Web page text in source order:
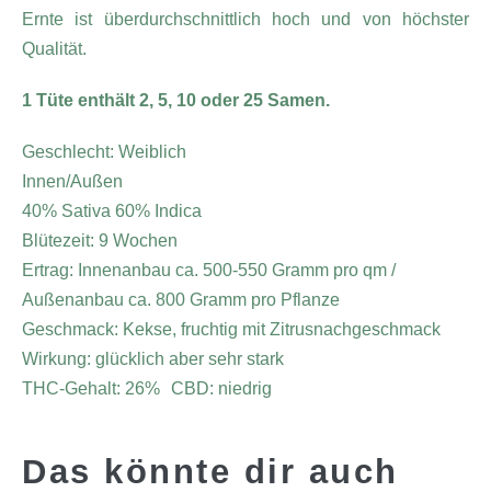
Ernte ist überdurchschnittlich hoch und von höchster
Qualität.
1 Tüte enthält 2, 5, 10 oder 25 Samen.
Geschlecht: Weiblich
Innen/Außen
40% Sativa 60% Indica
Blütezeit: 9 Wochen
Ertrag: Innenanbau ca. 500-550 Gramm pro qm /
Außenanbau ca. 800 Gramm pro Pflanze
Geschmack: Kekse, fruchtig mit Zitrusnachgeschmack
Wirkung: glücklich aber sehr stark
THC-Gehalt: 26% CBD: niedrig
Das könnte dir auch